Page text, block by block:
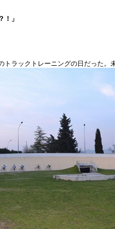
！」
ラックトレーニングの日だった。